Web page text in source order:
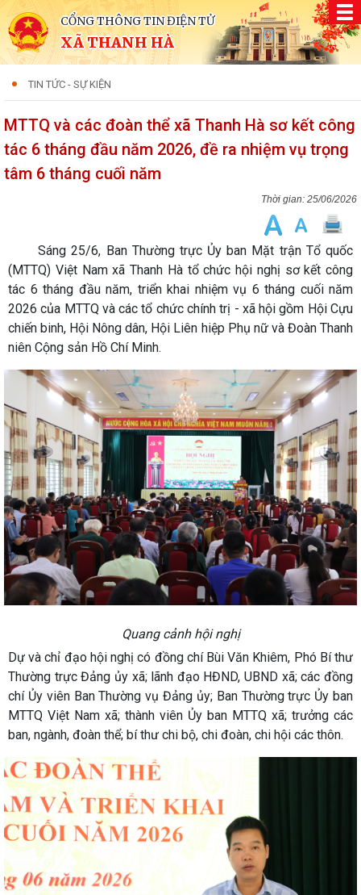
CỔNG THÔNG TIN ĐIỆN TỬ
XÃ THANH HÀ
TIN TỨC - SỰ KIỆN
MTTQ và các đoàn thể xã Thanh Hà sơ kết công
tác 6 tháng đầu năm 2026, đề ra nhiệm vụ trọng
tâm 6 tháng cuối năm
25/06/2026
Sáng 25/6, Ban Thường trực Ủy ban Mặt trận Tổ quốc
(MTTQ) Việt Nam xã Thanh Hà tổ chức hội nghị sơ kết công
tác 6 tháng đầu năm, triển khai nhiệm vụ 6 tháng cuối năm
2026 của MTTQ và các tổ chức chính trị - xã hội gồm Hội Cựu
chiến binh, Hội Nông dân, Hội Liên hiệp Phụ nữ và Đoàn Thanh
niên Cộng sản Hồ Chí Minh.
Quang cảnh hội nghị
Dự và chỉ đạo hội nghị có đồng chí Bùi Văn Khiêm, Phó Bí thư
Thường trực Đảng ủy xã; lãnh đạo HĐND, UBND xã; các đồng
chí Ủy viên Ban Thường vụ Đảng ủy; Ban Thường trực Ủy ban
MTTQ Việt Nam xã; thành viên Ủy ban MTTQ xã; trưởng các
ban, ngành, đoàn thể; bí thư chi bộ, chi đoàn, chi hội các thôn.